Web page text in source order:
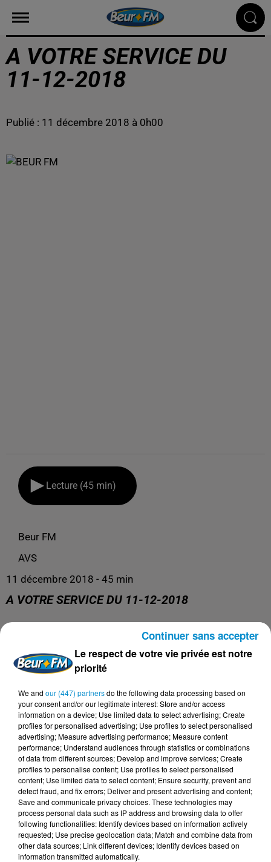
A VOTRE SERVICE DU
11-12-2018
Publié : 11 décembre 2018 à 0h00
Lecture (45 min)
Beur FM
AVS
11 décembre 2018 - 45 min
A VOTRE SERVICE DU 11-12-2018
DERNIERS PODCASTS
24 juillet 2026
Les Zinformés - 24/07/26
Le respect de votre vie privée est notre
priorité
We and our (447) partnersdo the following data processing based on
your consent and/or our legitimate interest: Store and/or access
information on a device; Use limited data to select advertising; Create
profiles for personalised advertising; Use profiles to select personalised
advertising; Measure advertising performance; Measure content
performance; Understand audiences through statistics or combinations
of data from different sources; Develop and improve services; Create
profiles to personalise content; Use profiles to select personalised
content; Use limited data to select content; Ensure security, prevent and
detect fraud, and fix errors; Deliver and present advertising and content;
Save and communicate privacy choices. These technologies may
process personal data such as IP address and browsing data to offer
following functionalities: Identify devices based on information actively
requested; Use precise geolocation data; Match and combine data from
other data sources; Link different devices; Identify devices based on
information transmitted automatically.
Continuer sans accepter